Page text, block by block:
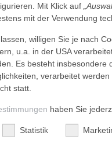
Kapselendoskopie
Gesellschaft für
Mit Klick auf
mit der Verwendung
willigen Sie je nach
u.a. in der USA
Es besteht
verarbeitet
statt.
haben Sie
Statistik